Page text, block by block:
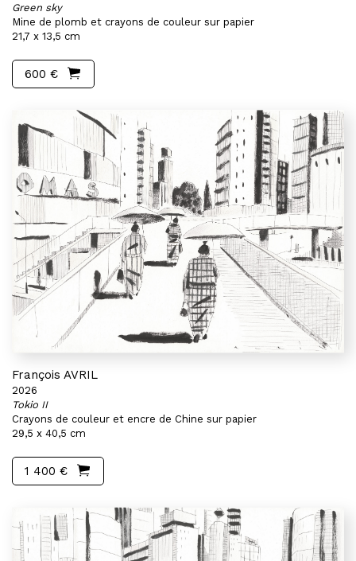
Green sky
Mine de plomb et crayons de couleur sur papier
21,7 x 13,5 cm
600 €
François AVRIL
2026
Tokio II
Crayons de couleur et encre de Chine sur papier
29,5 x 40,5 cm
1 400 €